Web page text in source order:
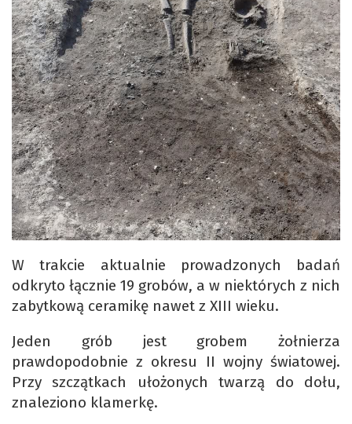
W trakcie aktualnie prowadzonych badań
odkryto łącznie 19 grobów, a w niektórych z nich
zabytkową ceramikę nawet z XIII wieku.
Jeden grób jest grobem żołnierza
prawdopodobnie z okresu II wojny światowej.
Przy szczątkach ułożonych twarzą do dołu,
znaleziono klamerkę.